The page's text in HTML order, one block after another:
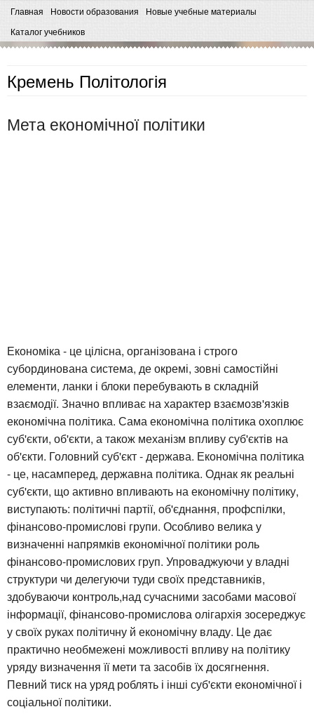
Главная Новости образования
Новые учебные материалы
Каталог учебников
Кремень Політологія
Мета економічної політики
Економіка - це цілісна, організована і строго
субординована система, де окремі, зовні самостійні
елементи, ланки і блоки перебувають в складній
взаємодії. Значно впливає на характер взаємозв'язків
економічна політика. Сама економічна політика охоплює
суб'єкти, об'єкти, а також механізм впливу суб'єктів на
об'єкти. Головний суб'єкт - держава. Економічна політика
- це, насамперед, державна політика. Однак як реальні
суб'єкти, що активно впливають на економічну політику,
виступають: політичні партії, об'єднання, профспілки,
фінансово-промислові групи. Особливо велика у
визначенні напрямків економічної політики роль
фінансово-промислових груп. Упроваджуючи у владні
структури чи делегуючи туди своїх представників,
здобуваючи контроль,над сучасними засобами масової
інформації, фінансово-промислова олігархія зосереджує
у своїх руках політичну й економічну владу. Це дає
практично необмежені можливості впливу на політику
уряду визначення її мети та засобів їх досягнення.
Певний тиск на уряд роблять і інші суб'єкти економічної і
соціальної політики.